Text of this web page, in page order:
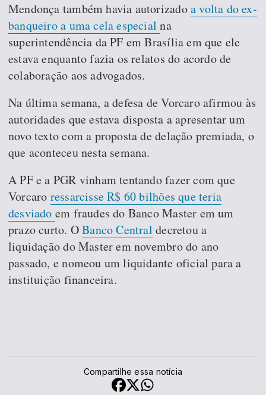
Mendonça também havia autorizadoa volta do ex-
banqueiro a uma cela especialna
superintendência da PF em Brasília em que ele
estava enquanto fazia os relatos do acordo de
colaboração aos advogados.
Na última semana, a defesa de Vorcaro afirmou às
autoridades que estava disposta a apresentar um
novo texto com a proposta de delação premiada, o
que aconteceu nesta semana.
A PF e a PGR vinham tentando fazer com que
Vorcaro ressarcisse R$ 60 bilhões que teria
desviado em fraudes do Banco Master em um
prazo curto. OBanco Central decretou a
liquidação do Master em novembro do ano
passado, e nomeou um liquidante oficial para a
instituição financeira.
Compartilhe essa notícia